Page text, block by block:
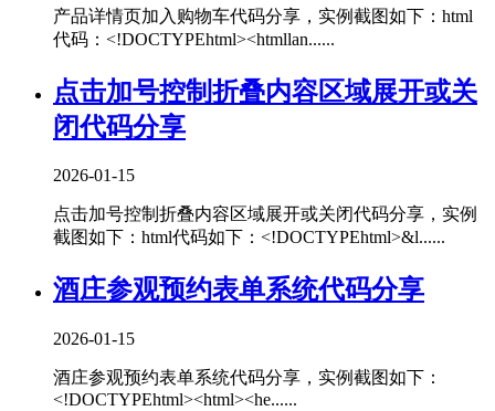
产品详情页加入购物车代码分享，实例截图如下：html
代码：<!DOCTYPEhtml><htmllan......
点击加号控制折叠内容区域展开或关
闭代码分享
2026-01-15
点击加号控制折叠内容区域展开或关闭代码分享，实例
截图如下：html代码如下：<!DOCTYPEhtml>&l......
酒庄参观预约表单系统代码分享
2026-01-15
酒庄参观预约表单系统代码分享，实例截图如下：
<!DOCTYPEhtml><html><he......